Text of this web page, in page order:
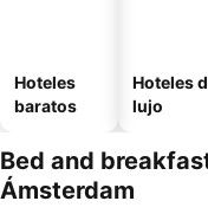
Hoteles
baratos
Hoteles
lujo
Bed and
Ámsterdam